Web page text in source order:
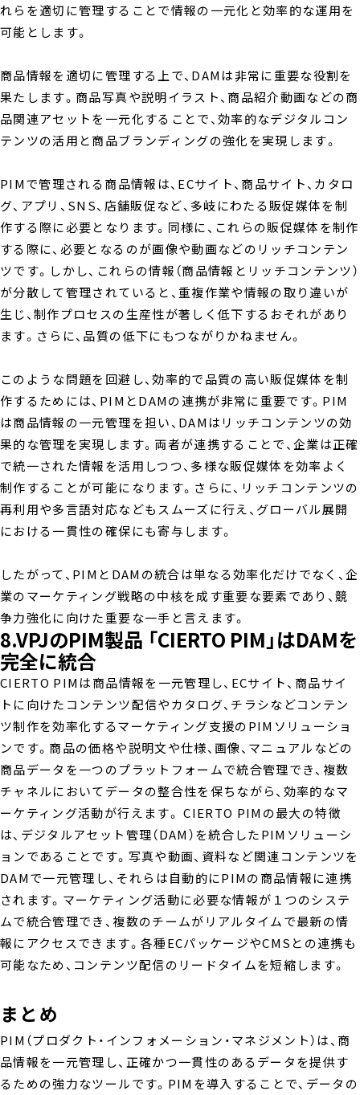
れらを適切に管理することで情報の一元化と効率的な運用を
可能とします。
商品情報を適切に管理する上で、DAMは非常に重要な役割を
果たします。商品写真や説明イラスト、商品紹介動画などの商
品関連アセットを一元化することで、効率的なデジタルコン
テンツの活用と商品ブランディングの強化を実現します。
PIMで管理される商品情報は、ECサイト、商品サイト、カタロ
グ、アプリ、SNS、店舗販促など、多岐にわたる販促媒体を制
作する際に必要となります。同様に、これらの販促媒体を制作
する際に、必要となるのが画像や動画などのリッチコンテン
ツです。しかし、これらの情報（商品情報とリッチコンテンツ）
が分散して管理されていると、重複作業や情報の取り違いが
生じ、制作プロセスの生産性が著しく低下するおそれがあり
ます。さらに、品質の低下にもつながりかねません。
このような問題を回避し、効率的で品質の高い販促媒体を制
作するためには、PIMとDAMの連携が非常に重要です。PIM
は商品情報の一元管理を担い、DAMはリッチコンテンツの効
果的な管理を実現します。両者が連携することで、企業は正確
で統一された情報を活用しつつ、多様な販促媒体を効率よく
制作することが可能になります。さらに、リッチコンテンツの
再利用や多言語対応などもスムーズに行え、グローバル展開
における一貫性の確保にも寄与します。
したがって、PIMとDAMの統合は単なる効率化だけでなく、企
業のマーケティング戦略の中核を成す重要な要素であり、競
争力強化に向けた重要な一手と言えます。
8.VPJのPIM製品 「CIERTO PIM」はDAMを
完全に統合
CIERTO PIMは商品情報を一元管理し、ECサイト、商品サイ
トに向けたコンテンツ配信やカタログ、チラシなどコンテン
ツ制作を効率化するマーケティング支援のPIMソリューショ
ンです。商品の価格や説明文や仕様、画像、マニュアルなどの
商品データを一つのプラットフォームで統合管理でき、複数
チャネルにおいてデータの整合性を保ちながら、効率的なマ
ーケティング活動が行えます。 CIERTO PIMの最大の特徴
は、デジタルアセット管理（DAM）を統合したPIMソリューシ
ョンであることです。写真や動画、資料など関連コンテンツを
DAMで一元管理し、それらは自動的にPIMの商品情報に連携
されます。マーケティング活動に必要な情報が１つのシステ
ムで統合管理でき、複数のチームがリアルタイムで最新の情
報にアクセスできます。各種ECパッケージやCMSとの連携も
可能なため、コンテンツ配信のリードタイムを短縮します。
まとめ
PIM（プロダクト・インフォメーション・マネジメント）は、商
品情報を一元管理し、正確かつ一貫性のあるデータを提供す
るための強力なツールです。PIMを導入することで、データの